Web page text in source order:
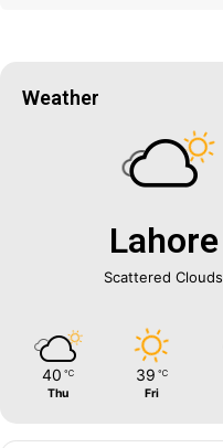
Weather
Lahore
Scattered Clouds
40 ℃
Thu
39 ℃
Fri